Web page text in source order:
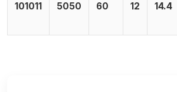
101011 5050 60 12 14.4